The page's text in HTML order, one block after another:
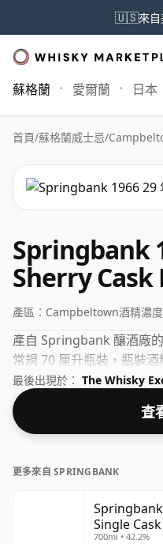
🇺🇸來自
蘇格蘭 愛爾蘭 日本
首頁/蘇格蘭威士忌/
Springbank
Sherry
產區： Campbeltown酒精濃度
產自 Springbank 釀酒廠
常規 70 厘升瓶裝，瓶裝酒
最後出現於： The Whisky
查
更多來自 SPRINGBANK
Single
700ml • 42.2%